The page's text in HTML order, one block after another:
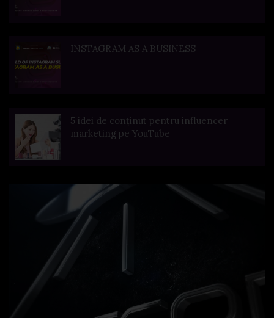
INSTAGRAM AS A BUSINESS
5 idei de conținut pentru influencer
marketing pe YouTube